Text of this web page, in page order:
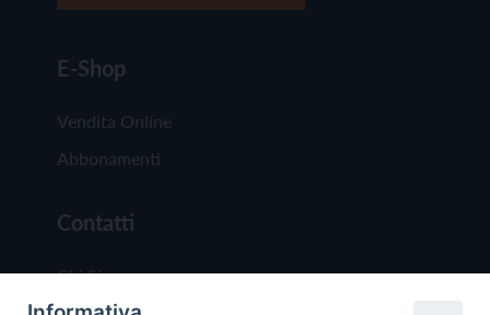
E-Shop
Vendita Online
Abbonamenti
Contatti
Chi Siamo